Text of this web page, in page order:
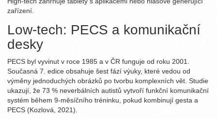
zařízení.
Low‑tech: PECS a komunikační
desky
PECS byl vyvinut v roce 1985 a v ČR funguje od roku 2001.
Současná 7. edice obsahuje šest fází výuky, které vedou od
výměny jednoduchých obrázků po tvorbu komplexních vět. Studie
ukazují, že 73 % neverbálních autistů vytvoří funkční komunikační
systém během 9‑měsíčního tréninku, pokud kombinují gesta a
PECS (Kozlová, 2021).